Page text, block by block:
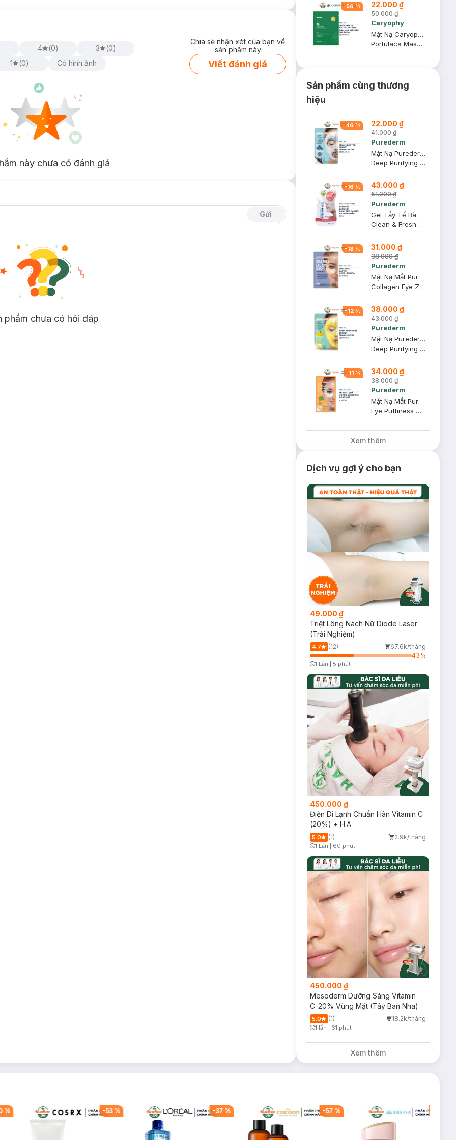
4 (0) 3 (0)
1
(0) Có hình ảnh
Chia sẻ nhận xét của bạn về
sản phẩm này
Viết đánh giá
này chưa có đánh giá
Gửi
phẩm chưa có hỏi đáp
-56% 22.000 ₫
50.000 ₫
Caryophy
Mặt Nạ Caryophy Làm Giảm Mụn, Thâm & Dưỡng Ẩm Da 22g
Portulaca Mask Sheet 3in1
Sản phẩm cùng thương
hiệu
-46 % 22.000 ₫
41.000 ₫
Purederm
Mặt Nạ Purederm Sủi Bọt Thải Độc Da 20g
Deep Purifying Black O2 Bubble Mask
-16 % 43.000 ₫
51.000 ₫
Purederm
Gel Tẩy Tế Bào Chết Purederm Tái Tạo Da 50ml
Clean & Fresh Peeling Gel
-18 % 31.000 ₫
38.000 ₫
Purederm
Mặt Nạ Mắt Purederm Collagen Cấp Ẩm, Ngừa Lão Hoá 30 Miếng
Collagen Eye Zone Mask 30 Sheet
-12 % 38.000 ₫
43.000 ₫
Purederm
Mặt Nạ Purederm Sủi Bọt Thanh Lọc Da 25g
Deep Purifying Yellow O2 Bubble Mask
-11 % 34.000 ₫
38.000 ₫
Purederm
Mặt Nạ Mắt Purederm Chiết Xuất Bạch Quả Giảm Sưng Bọng Mắt
Eye Puffiness Minimizing Patches Ginkgo
Xem thêm
Dịch vụ gợi ý cho bạn
49.000 ₫
Triệt Lông Nách Nữ Diode Laser
(Trải Nghiệm)
4.7 (12)
67.6k/tháng
43%
1 Lần 5 phút
450.000 ₫
Điện Di Lạnh Chuẩn Hàn Vitamin C
(20%) + H.A
5.0 (1) 2.9k/tháng
Timer Gray Icon
1 Lần 60 phút
450.000 ₫
Mesoderm Dưỡng Sáng Vitamin
C-20% Vùng Mặt (Tây Ban Nha)
5.0 (1) 18.2k/tháng
1 lần 61 phút
Xem thêm
% -53% -37 % -57 %